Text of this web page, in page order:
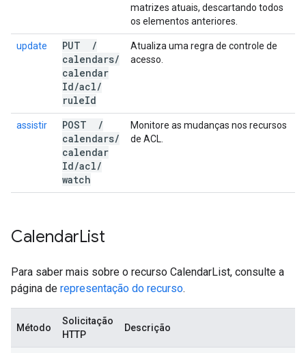
matrizes atuais, descartando todos
os elementos anteriores.
update PUT
/
calendars/
calendar
Id/acl/
ruleId
Atualiza uma regra de controle de
acesso.
assistir POST
/
calendars/
calendar
Id/acl/
watch
Monitore as mudanças nos recursos
de ACL.
CalendarList
Para saber mais sobre o recurso CalendarList, consulte a
página de representação do recurso.
Método
Solicitação
HTTP
Descrição